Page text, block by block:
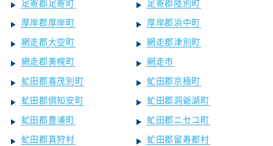
厚岸郡厚岸町
厚岸郡浜中町
網走郡大空町
網走郡津別町
網走郡美幌町
網走市
虻田郡喜茂別町
虻田郡京極町
虻田郡倶知安町
虻田郡洞爺湖町
虻田郡豊浦町
虻田郡ニセコ町
虻田郡真狩村
虻田郡留寿都村